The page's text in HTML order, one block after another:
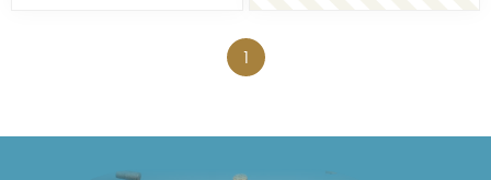
1